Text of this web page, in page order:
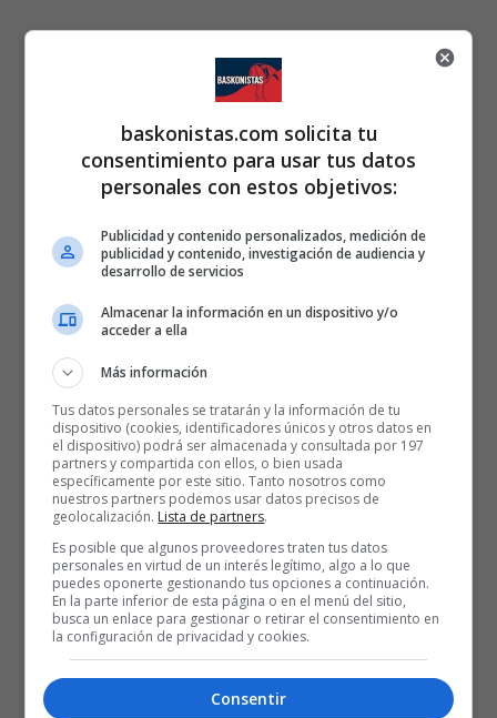
baskonistas.com solicita tu
consentimiento para usar tus datos
personales con estos objetivos:
Publicidad y contenido personalizados, medición de
publicidad y contenido, investigación de audiencia y
desarrollo de servicios
Almacenar la información en un dispositivo y/o
acceder a ella
Más información
Tus datos personales se tratarán y la información de tu
dispositivo (cookies, identificadores únicos y otros datos en
el dispositivo) podrá ser almacenada y consultada por 197
partners y compartida con ellos, o bien usada
específicamente por este sitio. Tanto nosotros como
nuestros partners podemos usar datos precisos de
geolocalización. Lista de partners.
Es posible que algunos proveedores traten tus datos
personales en virtud de un interés legítimo, algo a lo que
puedes oponerte gestionando tus opciones a continuación.
En la parte inferior de esta página o en el menú del sitio,
busca un enlace para gestionar o retirar el consentimiento en
la configuración de privacidad y cookies.
Consentir